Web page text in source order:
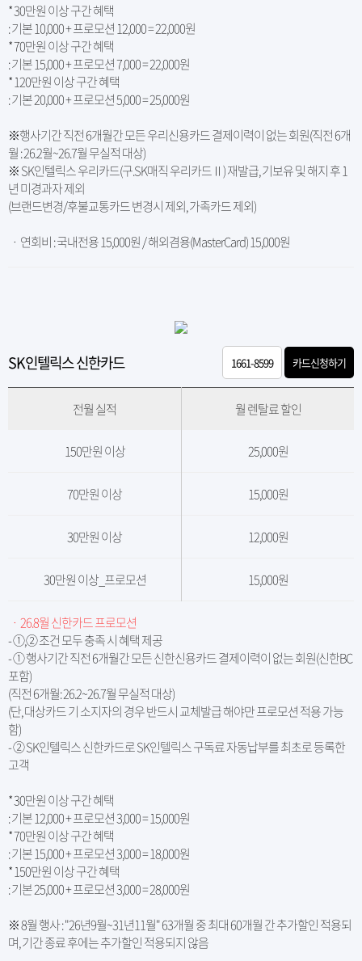
* 30만원 이상 구간 혜택
: 기본 10,000 + 프로모션 12,000 = 22,000원
* 70만원 이상 구간 혜택
: 기본 15,000 + 프로모션 7,000 = 22,000원
* 120만원 이상 구간 혜택
: 기본 20,000 + 프로모션 5,000 = 25,000원
※행사기간 직전 6개월간 모든 우리신용카드 결제이력이 없는 회원(직전 6개
월 : 26.2월~26.7월 무실적 대상)
※ SK인텔릭스 우리카드(구.SK매직 우리카드Ⅱ) 재발급, 기보유 및 해지 후 1
년 미경과자 제외
(브랜드변경/후불교통카드 변경시 제외, 가족카드 제외)
ㆍ 연회비 : 국내전용 15,000원 / 해외겸용(MasterCard) 15,000원
SK인텔릭스 신한카드 1661-8599 카드신청하기
전월 실적 월 렌탈료 할인
150만원 이상 25,000원
70만원 이상 15,000원
30만원 이상 12,000원
30만원 이상_프로모션 15,000원
ㆍ 26.8월 신한카드 프로모션
- ①,② 조건 모두 충족 시 혜택 제공
- ① 행사기간 직전 6개월간 모든 신한신용카드 결제이력이 없는 회원(신한BC
포함)
(직전 6개월: 26.2~26.7월 무실적 대상)
(단, 대상카드 기 소지자의 경우 반드시 교체발급 해야만 프로모션 적용 가능
함)
- ② SK인텔릭스 신한카드로 SK인텔릭스 구독료 자동납부를 최초로 등록한
고객
* 30만원 이상 구간 혜택
: 기본 12,000 + 프로모션 3,000 = 15,000원
* 70만원 이상 구간 혜택
: 기본 15,000 + 프로모션 3,000 = 18,000원
* 150만원 이상 구간 혜택
: 기본 25,000 + 프로모션 3,000 = 28,000원
※ 8월 행사 : "26년9월~31년11월" 63개월 중 최대 60개월 간 추가할인 적용되
며, 기간 종료 후에는 추가할인 적용되지 않음